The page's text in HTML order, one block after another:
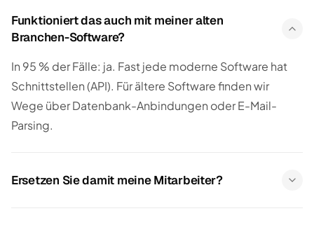
Funktioniert das auch mit meiner alten
Branchen-Software?
In 95 % der Fälle: ja. Fast jede moderne Software hat
Schnittstellen (API). Für ältere Software finden wir
Wege über Datenbank-Anbindungen oder E-Mail-
Parsing.
Ersetzen Sie damit meine Mitarbeiter?